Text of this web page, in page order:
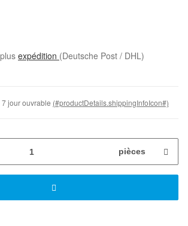
expédition (Deutsche Post / DHL)
7 jour ouvrable (#productDetails.shippingInfoIcon#)
pièces